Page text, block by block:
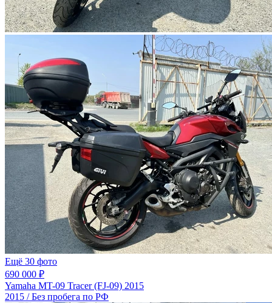
Ещё 30 фото
690 000 ₽
Yamaha MT-09 Tracer (FJ-09) 2015
2015 / Без пробега по РФ